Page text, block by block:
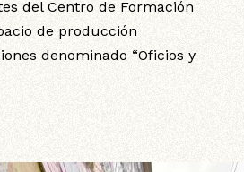
del Centro de Formación
de producción
denominado “Oficios y